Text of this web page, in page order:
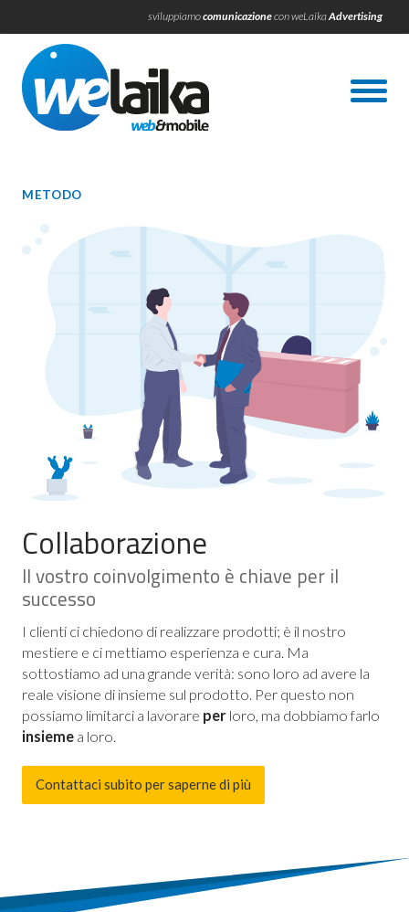
sviluppiamocomunicazionecon weLaikaAdvertising
METODO
Collaborazione
Il vostro coinvolgimento è chiave per il
successo
I clienti ci chiedono di realizzare prodotti; è il nostro
mestiere e ci mettiamo esperienza e cura. Ma
sottostiamo ad una grande verità: sono loro ad avere la
reale visione di insieme sul prodotto. Per questo non
possiamo limitarci a lavorare per loro, ma dobbiamo farlo
insieme a loro.
Contattaci subito per saperne di più